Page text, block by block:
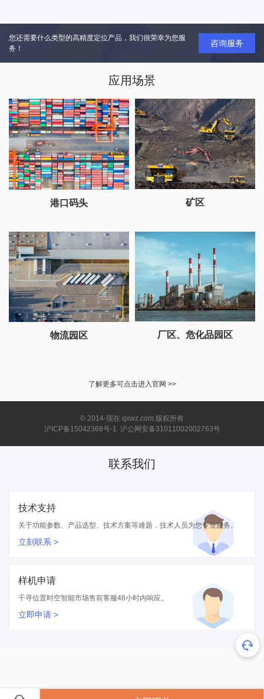
您还需要什么类型的高精度定位产品，我们很荣幸为您服
务！
咨询服务
应用场景
港口码头 矿区
物流园区 厂区、危化品园区
了解更多可点击进入官网 >>
© 2014-现在 qxwz.com 版权所有
沪ICP备15042368号-1 沪公网安备31011002002763号
联系我们
技术支持
关于功能参数、产品选型、技术方案等难题，技术人员为您专业服务。
立刻联系 >
样机申请
千寻位置时空智能市场售前客服48小时内响应。
立即申请 >